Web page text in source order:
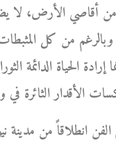
من أقاصي الأرض، لا
من كل
الحياة الدائمة
الفن انطلاقاً من